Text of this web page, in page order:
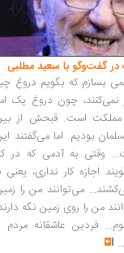
گفت‌وگو با سعید مطلبی
بسازم که بگویم دروغ
چون دروغ یک
مملکت است. قبحش از
بودیم. اما می‌گفتند
وقتی به آدمی که در
اجازه کار نداری، یعنی
می‌توانند من را
من را روی زمین نگه
فردین عاشقانه مردم
...